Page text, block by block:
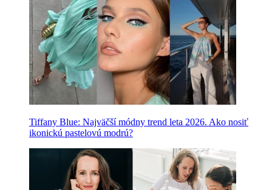
Tiffany Blue: Najväčší módny trend leta 2026. Ako nosiť
ikonickú pastelovú modrú?